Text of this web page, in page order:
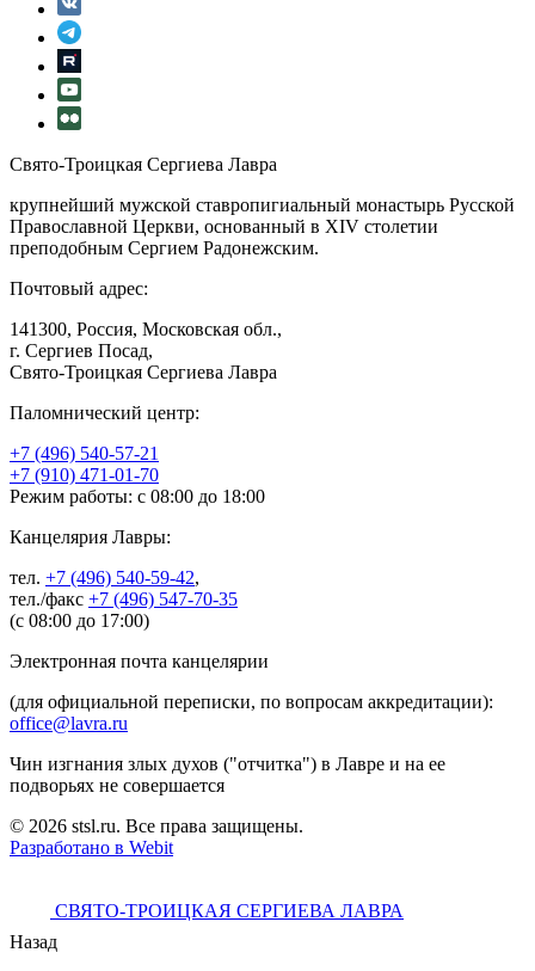
Свято-Троицкая Сергиева Лавра
крупнейший мужской ставропигиальный монастырь Русской
Православной Церкви, основанный в XIV столетии
преподобным Сергием Радонежским.
Почтовый адрес:
141300, Россия, Московская обл.,
г. Сергиев Посад,
Свято-Троицкая Сергиева Лавра
Паломнический центр:
+7 (496) 540-57-21
+7 (910) 471-01-70
Режим работы: с 08:00 до 18:00
Канцелярия Лавры:
тел. +7 (496) 540-59-42,
тел./факс +7 (496) 547-70-35
(с 08:00 до 17:00)
Электронная почта канцелярии
(для официальной переписки, по вопросам аккредитации):
office@lavra.ru
Чин изгнания злых духов ("отчитка") в Лавре и на ее
подворьях не совершается
© 2026 stsl.ru. Все права защищены.
Разработано в Webit
СВЯТО-ТРОИЦКАЯ СЕРГИЕВА ЛАВРА
Назад